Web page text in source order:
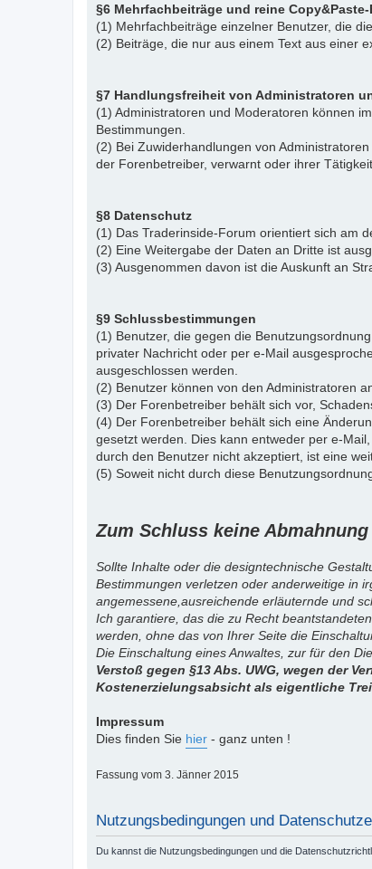
§6 Mehrfachbeiträge und reine
(1) Mehrfachbeiträge einzelner Benutzer, die
(2) Beiträge, die nur aus einem Text aus einer
§7 Handlungsfreiheit von Administratoren
(1) Administratoren und Moderatoren können
Bestimmungen.
(2) Bei Zuwiderhandlungen von
der Forenbetreiber, verwarnt oder ihrer
§8 Datenschutz
(1) Das Traderinside-Forum orientiert sich am
(2) Eine Weitergabe der Daten an Dritte ist
(3) Ausgenommen davon ist die Auskunft an
§9 Schlussbestimmungen
(1) Benutzer, die gegen die
privater Nachricht oder per e-Mail
ausgeschlossen werden.
(2) Benutzer können von den Administratoren
(3) Der Forenbetreiber behält sich vor,
(4) Der Forenbetreiber behält sich eine
gesetzt werden. Dies kann entweder per e-
durch den Benutzer nicht akzeptiert, ist eine
(5) Soweit nicht durch diese
Zum Schluss keine
Sollte Inhalte oder die designtechnische
Bestimmungen verletzen oder anderweitige in
angemessene,ausreichende erläuternde und
Ich garantiere, das die zu Recht
werden, ohne das von Ihrer Seite die
Die Einschaltung eines Anwaltes, zur für den
Verstoß gegen §13 Abs. UWG, wegen der
Kostenerzielungsabsicht als eigentliche
Impressum
Dies finden Sie hier - ganz unten !
Fassung vom 3. Jänner 2015
Nutzungsbedingungen und
Du kannst die Nutzungsbedingungen und die